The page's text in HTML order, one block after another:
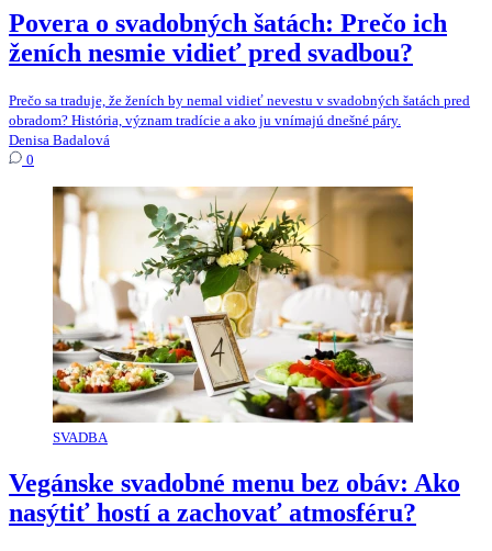
Povera o svadobných šatách: Prečo ich
ženích nesmie vidieť pred svadbou?
Prečo sa traduje, že ženích by nemal vidieť nevestu v svadobných šatách pred
obradom? História, význam tradície a ako ju vnímajú dnešné páry.
Denisa Badalová
0
SVADBA
Vegánske svadobné menu bez obáv: Ako
nasýtiť hostí a zachovať atmosféru?